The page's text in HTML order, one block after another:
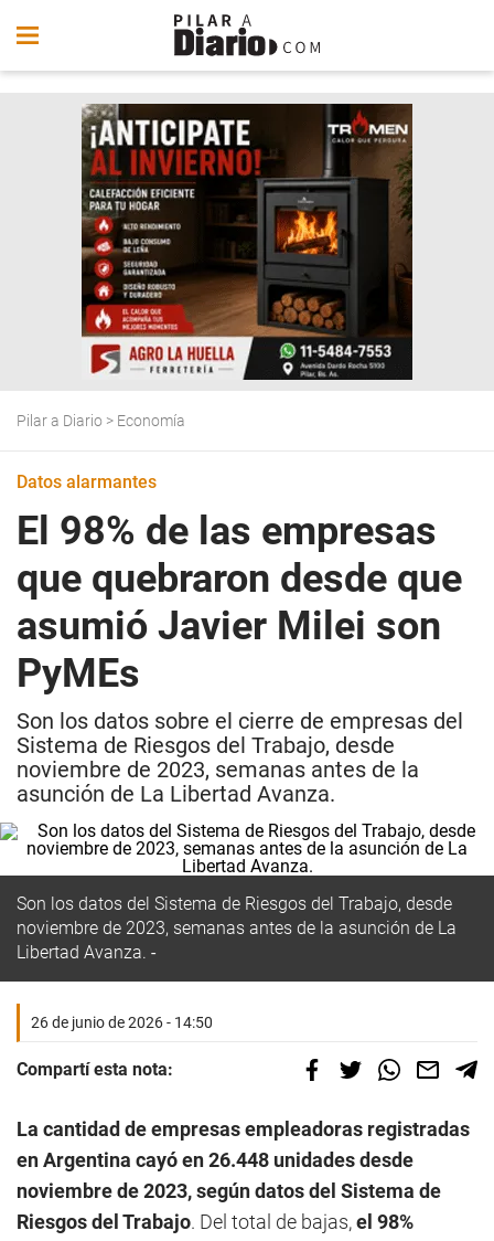
Pilar a Diario > Economía
Datos alarmantes
El 98% de las empresas
que quebraron desde que
asumió Javier Milei son
PyMEs
Son los datos sobre el cierre de empresas del
Sistema de Riesgos del Trabajo, desde
noviembre de 2023, semanas antes de la
asunción de La Libertad Avanza.
Son los datos del Sistema de Riesgos del Trabajo, desde
noviembre de 2023, semanas antes de la asunción de La
Libertad Avanza.
26 de junio de 2026 - 14:50
Compartí esta nota:
La cantidad de empresas empleadoras registradas
en Argentina cayó en 26.448 unidades desde
noviembre de 2023, según datos del Sistema de
Riesgos del Trabajo. Del total de bajas,el 98%